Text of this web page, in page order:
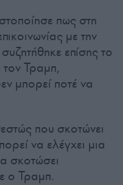
πως στη
με την
επίσης το
Τραμπ,
μπορεί ποτέ να
που σκοτώνει
να ελέγχει μια
σκοτώσει
ο Τραμπ.